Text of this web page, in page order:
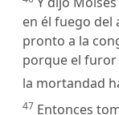
en él fuego del
pronto a la
porque el furor
la mortandad
47 Entonces